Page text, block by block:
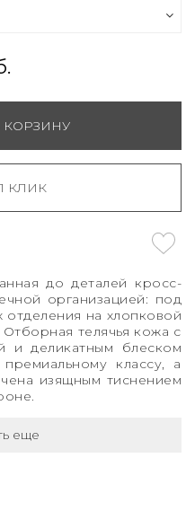
КОРЗИНУ
КЛИК
до деталей кросс-
организацией: под
отделения на хлопковой
телячья кожа с
и деликатным блеском
классу, а
изящным тиснением
еще